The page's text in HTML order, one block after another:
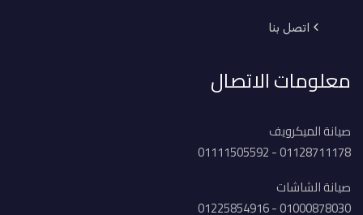
اتصل بنا
معلومات الاتصال
صيانة الميكرويف
01128711178 - 01111505592
صيانة الشاشات
01000878030 - 01225854916